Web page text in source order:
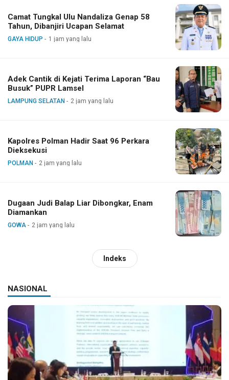
Camat Tungkal Ulu Nandaliza Genap 58
Tahun, Dibanjiri Ucapan Selamat
GAYA HIDUP 1 jam yang lalu
Adek Cantik di Kejati Terima Laporan “Bau
Busuk” PUPR Lamsel
LAMPUNG SELATAN 2 jam yang lalu
Kapolres Polman Hadir Saat 96 Perkara
Dieksekusi
POLMAN 2 jam yang lalu
Dugaan Judi Balap Liar Dibongkar, Enam
Diamankan
GOWA 2 jam yang lalu
Indeks
NASIONAL